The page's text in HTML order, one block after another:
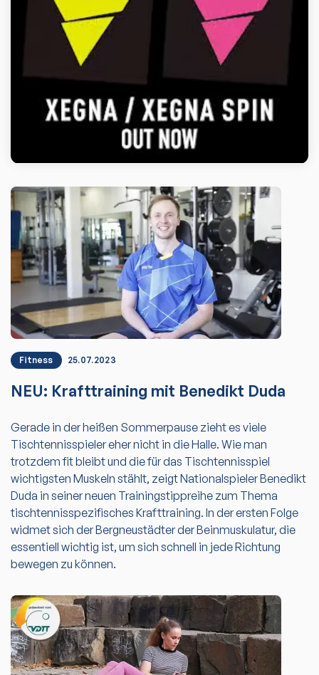
Fitness 25.07.2023
NEU: Krafttraining mit Benedikt Duda
Gerade in der heißen Sommerpause zieht es viele
Tischtennisspieler eher nicht in die Halle. Wie man
trotzdem fit bleibt und die für das Tischtennisspiel
wichtigsten Muskeln stählt, zeigt Nationalspieler Benedikt
Duda in seiner neuen Trainingstippreihe zum Thema
tischtennisspezifisches Krafttraining. In der ersten Folge
widmet sich der Bergneustädter der Beinmuskulatur, die
essentiell wichtig ist, um sich schnell in jede Richtung
bewegen zu können.